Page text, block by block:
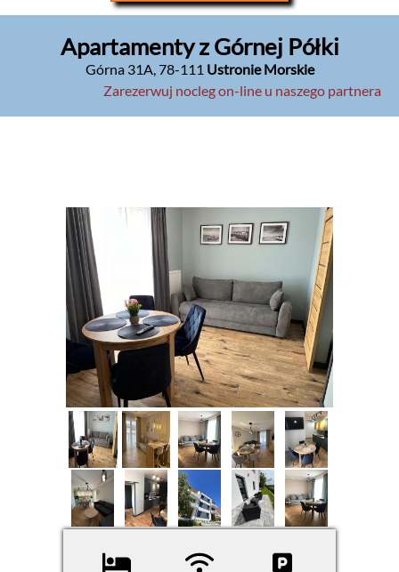
Apartamenty z Górnej Półki
Górna 31A,78-111 Ustronie Morskie
Zarezerwuj nocleg on-line u naszego partnera